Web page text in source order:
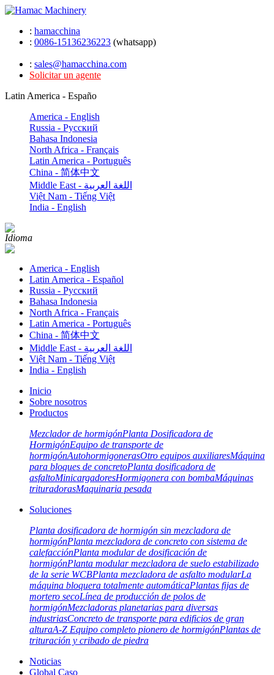
: hamacchina
: 0086-15136236223 (whatsapp)
: sales@hamacchina.com
Solicitar un agente
Latin America - Españo
America - English
Russia - Pусский
Bahasa Indonesia
North Africa - Français
Latin America - Português
China - 简体中文
Middle East - اللغة العربية
Việt Nam - Tiếng Việt
India - English
Idioma
America - English
Latin America - Español
Russia - Pусский
Bahasa Indonesia
North Africa - Français
Latin America - Português
China - 简体中文
Middle East - اللغة العربية
Việt Nam - Tiếng Việt
India - English
Inicio
Sobre nosotros
Productos
Mezclador de hormigónPlanta Dosificadora de
HormigónEquipo de transporte de
hormigónAutohormigonerasOtro equipos auxiliaresMáquina
para bloques de concretoPlanta dosificadora de
asfaltoMinicargadoresHormigonera con bombaMáquinas
trituradorasMaquinaria pesada
Soluciones
Planta dosificadora de hormigón sin mezcladora de
hormigónPlanta mezcladora de concreto con sistema de
calefacciónPlanta modular de dosificación de
hormigónPlanta modular mezcladora de suelo estabilizado
de la serie WCBPlanta mezcladora de asfalto modularLa
máquina bloquera totalmente automáticaPlantas fijas de
mortero secoLínea de producción de polos de
hormigónMezcladoras planetarias para diversas
industriasConcreto de transporte para edificios de gran
alturaA-Z Equipo completo pionero de hormigónPlantas de
trituración y cribado de piedra
Noticias
Global Caso